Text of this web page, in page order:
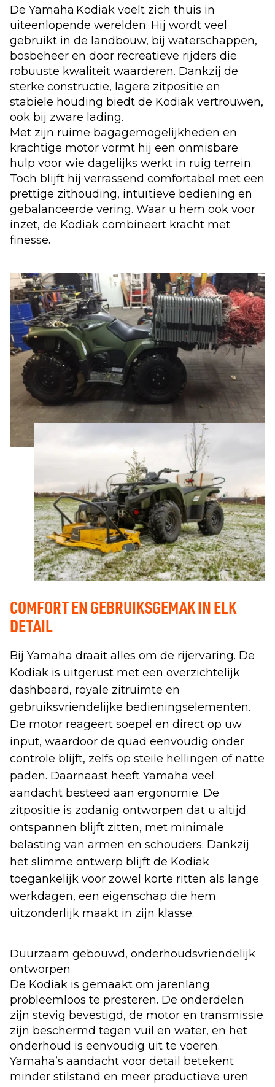
De Yamaha Kodiak voelt zich thuis in
uiteenlopende werelden. Hij wordt veel
gebruikt in de landbouw, bij waterschappen,
bosbeheer en door recreatieve rijders die
robuuste kwaliteit waarderen. Dankzij de
sterke constructie, lagere zitpositie en
stabiele houding biedt de Kodiak vertrouwen,
ook bij zware lading.
Met zijn ruime bagagemogelijkheden en
krachtige motor vormt hij een onmisbare
hulp voor wie dagelijks werkt in ruig terrein.
Toch blijft hij verrassend comfortabel met een
prettige zithouding, intuïtieve bediening en
gebalanceerde vering. Waar u hem ook voor
inzet, de Kodiak combineert kracht met
finesse.
COMFORT EN GEBRUIKSGEMAK IN ELK
DETAIL
Bij Yamaha draait alles om de rijervaring. De
Kodiak is uitgerust met een overzichtelijk
dashboard, royale zitruimte en
gebruiksvriendelijke bedieningselementen.
De motor reageert soepel en direct op uw
input, waardoor de quad eenvoudig onder
controle blijft, zelfs op steile hellingen of natte
paden. Daarnaast heeft Yamaha veel
aandacht besteed aan ergonomie. De
zitpositie is zodanig ontworpen dat u altijd
ontspannen blijft zitten, met minimale
belasting van armen en schouders. Dankzij
het slimme ontwerp blijft de Kodiak
toegankelijk voor zowel korte ritten als lange
werkdagen, een eigenschap die hem
uitzonderlijk maakt in zijn klasse.
Duurzaam gebouwd, onderhoudsvriendelijk
ontworpen
De Kodiak is gemaakt om jarenlang
probleemloos te presteren. De onderdelen
zijn stevig bevestigd, de motor en transmissie
zijn beschermd tegen vuil en water, en het
onderhoud is eenvoudig uit te voeren.
Yamaha’s aandacht voor detail betekent
minder stilstand en meer productieve uren